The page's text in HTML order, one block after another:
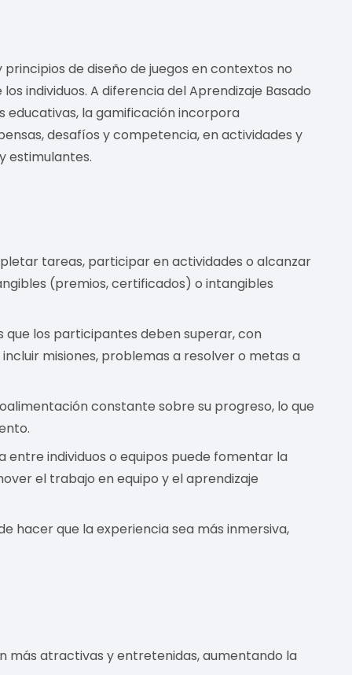
de diseño de juegos en contextos no
individuos. A diferencia del Aprendizaje Basado
educativas, la gamificación incorpora
desafíos y competencia, en actividades y
estimulantes.
tareas, participar en actividades o alcanzar
(premios, certificados) o intangibles
que los participantes deben superar, con
misiones, problemas a resolver o metas a
constante sobre su progreso, lo que
entre individuos o equipos puede fomentar la
el trabajo en equipo y el aprendizaje
hacer que la experiencia sea más inmersiva,
más atractivas y entretenidas, aumentando la